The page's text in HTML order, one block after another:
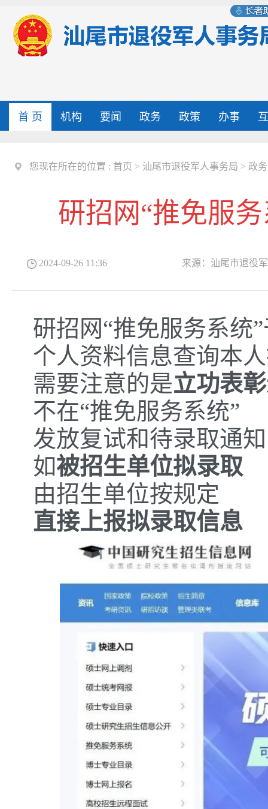
首 页 机构 要闻 政务 政策 办事
您现在所在的位置 : 首页 > 汕尾市退役军人事务局 > 政务
研招网“推免服
2024-09-26 11:36 来源： 汕尾市退役
研招网“推免服务系统
个人资料信息查询本
需要注意的是立功表
不在“推免服务系统”
发放复试和待录取通知
如被招生单位拟录取
由招生单位按规定
直接上报拟录取信息